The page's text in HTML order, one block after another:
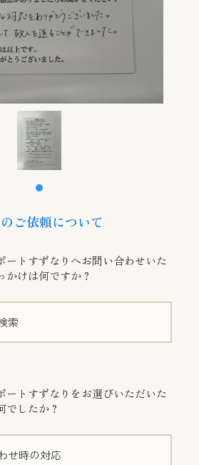
ご依頼について
ートすずなりへお問い合わせいた
かけは何ですか？
索
ートすずなりをお選びいただいた
でしたか？
せ時の対応